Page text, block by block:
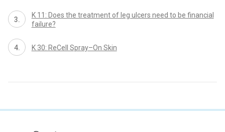
K 11: Does the treatment of leg ulcers need to be financial
failure?
K 30: ReCell Spray–On Skin